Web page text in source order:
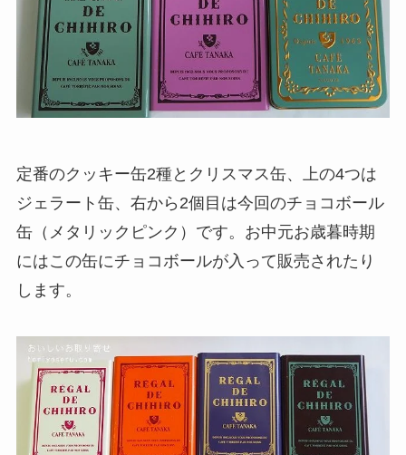
定番のクッキー缶2種とクリスマス缶、上の4つは
ジェラート缶、右から2個目は今回のチョコボール
缶（メタリックピンク）です。お中元お歳暮時期
にはこの缶にチョコボールが入って販売されたり
します。